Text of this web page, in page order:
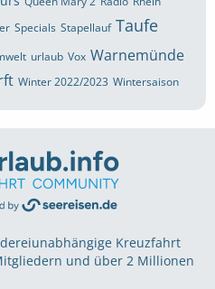
Specials Stapellauf Taufe
urlaub Vox Warnemünde
Winter 2022/2023 Wintersaison
Kreuzfahrt
und über 2 Millionen